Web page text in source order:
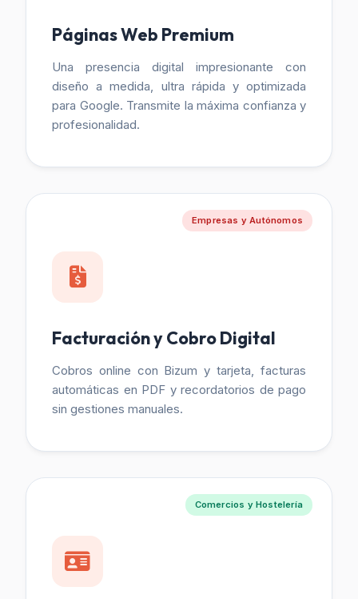
Páginas Web Premium
Una presencia digital impresionante con
diseño a medida, ultra rápida y optimizada
para Google. Transmite la máxima confianza y
profesionalidad.
Empresas y Autónomos
Facturación y Cobro Digital
Cobros online con Bizum y tarjeta, facturas
automáticas en PDF y recordatorios de pago
sin gestiones manuales.
Comercios y Hostelería